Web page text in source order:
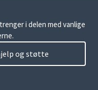
i delen med vanlige
og støtte